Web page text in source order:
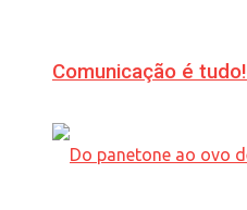
Comunicação é tudo!